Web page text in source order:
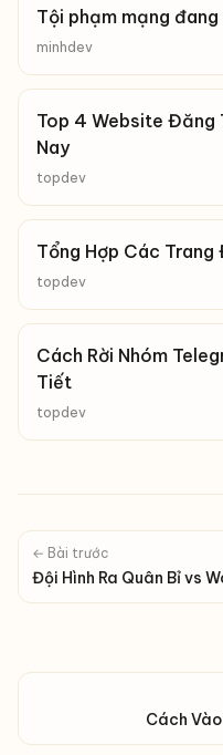
Tội phạm mạng
minhdev
Top 4 Website Đăng
Nay
topdev
Tổng Hợp Các
topdev
Cách Rời Nhóm
Tiết
topdev
← Bài trước
Đội Hình Ra Quân Bỉ vs
Cách